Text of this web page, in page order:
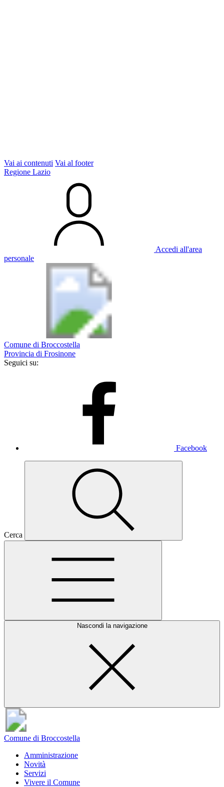
Vai ai contenuti Vai al footer
Regione Lazio
Accedi all'area
personale
Comune di Broccostella
Provincia di Frosinone
Seguici su:
Facebook
Cerca
Nascondi la navigazione
Comune di Broccostella
Amministrazione
Novità
Servizi
Vivere il Comune